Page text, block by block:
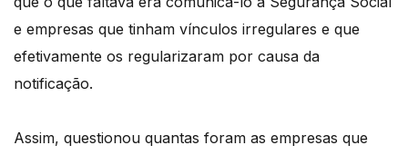
e empresas que tinham vínculos irregulares e que
efetivamente os regularizaram por causa da
notificação.
Assim, questionou quantas foram as empresas que